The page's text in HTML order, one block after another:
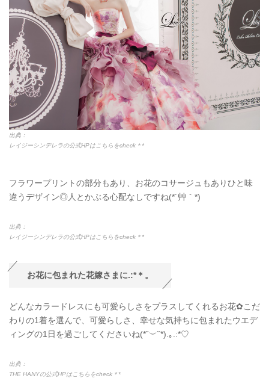
出典：
レイジーシンデレラの公式HPはこちらをcheck＊*
フラワープリントの部分もあり、お花のコサージュもありひと味
違うデザイン◎人とかぶる心配なしですね(*´艸｀*)
出典：
レイジーシンデレラの公式HPはこちらをcheck＊*
お花に包まれた花嫁さまに.:*＊。
どんなカラードレスにも可愛らしさをプラスしてくれるお花✿こだ
わりの1着を選んで、可愛らしさ、幸せな気持ちに包まれたウエデ
ィングの1日を過ごしてくださいね(*˘︶˘*).｡.:*♡
出典：
THE HANYの公式HPはこちらをcheck＊*